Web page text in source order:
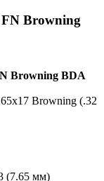
Browning
Browning BDA
Browning (.32
(7.65 мм)